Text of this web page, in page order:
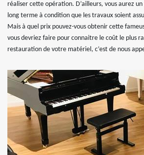
réaliser cette opération. D’ailleurs, vous aurez
long terme à condition que les travaux soient
Mais à quel prix pouvez-vous obtenir cette
vous devriez faire pour connaitre le coût le plus
restauration de votre matériel, c’est de nous